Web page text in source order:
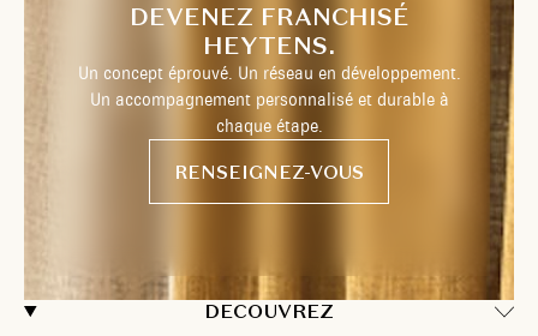
DECOUVREZ
DEVENEZ FRANCHISÉ
HEYTENS.
Un concept éprouvé. Un réseau en développement.
Un accompagnement personnalisé et durable à
chaque étape.
RENSEIGNEZ-VOUS